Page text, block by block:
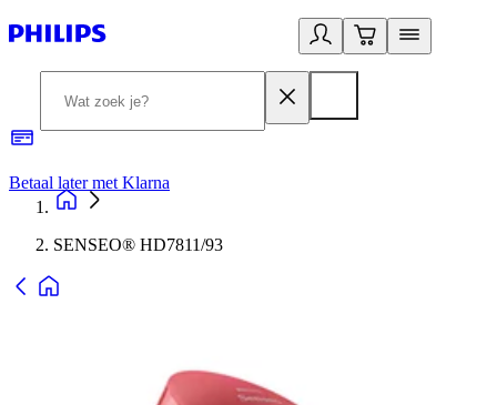
Betaal later met Klarna
SENSEO® HD7811/93